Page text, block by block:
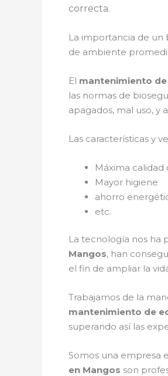
correcta.
La importancia de un
de ambiente
El mantenimiento
las normas de
apagados, mal uso,
Las características y
Máxima calidad
Mayor higiene
ahorro
etc.
La tecnología nos ha
Mangos, han
el fin de ampliar la
Trabajamos de la
mantenimiento de
superando así las
Somos una empresa
en Mangos son